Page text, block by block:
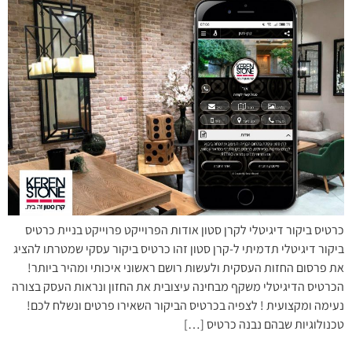
כרטיס ביקור דיגיטלי לקרן סטון אודות הפרוייקט פרוייקט בניית כרטיס
ביקור דיגיטלי תדמיתי ל-קרן סטון זהו כרטיס ביקור עסקי שמטרתו להציג
את פרסום החזות העסקית ולעשות רושם ראשוני איכותי ומהיר ביותר!
הכרטיס הדיגיטלי משקף מבחינה עיצובית את החזון ונראות העסק בצורה
נעימה ומקצועית ! לצפיה בכרטיס הביקור השאירו פרטים ונשלח לכם!
טכנולוגיות שבהם נבנה כרטיס […]